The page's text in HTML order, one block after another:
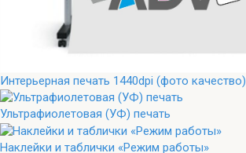
Интерьерная печать 1440dpi (фото качество)
Ультрафиолетовая (УФ) печать
Наклейки и таблички «Режим работы»